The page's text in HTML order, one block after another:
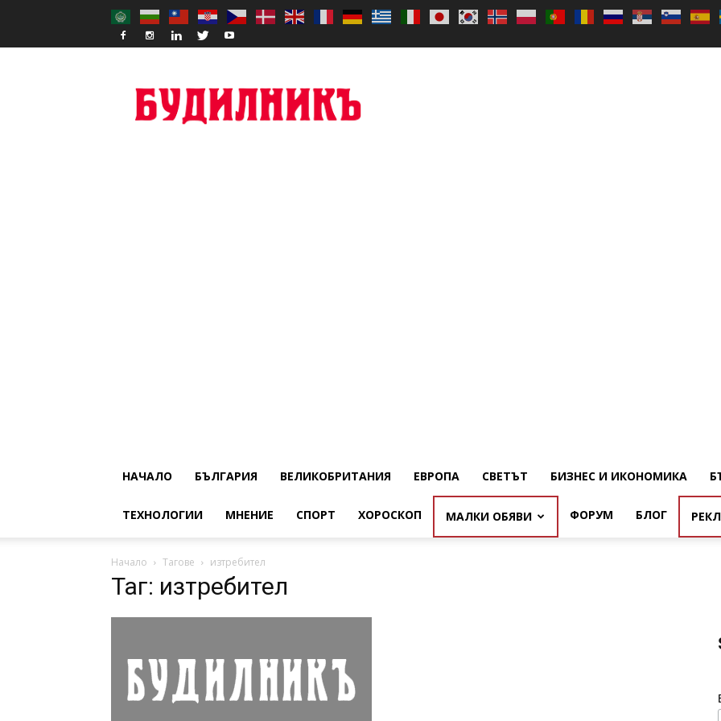
НАЧАЛО БЪЛГАРИЯ ВЕЛИКОБРИТАНИЯ ЕВРОПА СВЕТЪТ БИЗНЕС И ИКОНОМИКА
ТЕХНОЛОГИИ МНЕНИЕ СПОРТ ХОРОСКОП МАЛКИ ОБЯВИ ФОРУМ БЛОГ
Начало Тагове изтребител
Таг: изтребител